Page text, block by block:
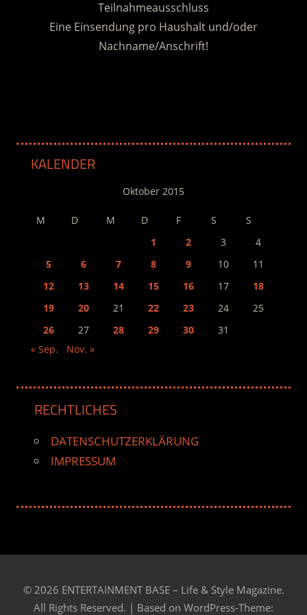
Teilnahmeausschluss
Eine Einsendung pro Haushalt und/oder
Nachname/Anschrift!
KALENDER
Oktober 2015
M D M D F S
S
1
2 3
4
5
6 7 8 9 10
11
12
13 14 15 16 17
18
19
20 21 22 23 24
25
26
27 28 29 30
31
« Sep.
Nov. »
RECHTLICHES
DATENSCHUTZERKLÄRUNG
IMPRESSUM
© 2026 ENTERTAINMENT BASE – Life & Style Magazine.
All Rights Reserved. | Based on WordPress-Theme: